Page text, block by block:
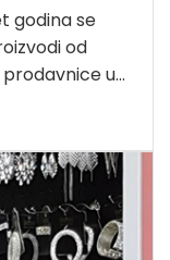
godina se
od
u...